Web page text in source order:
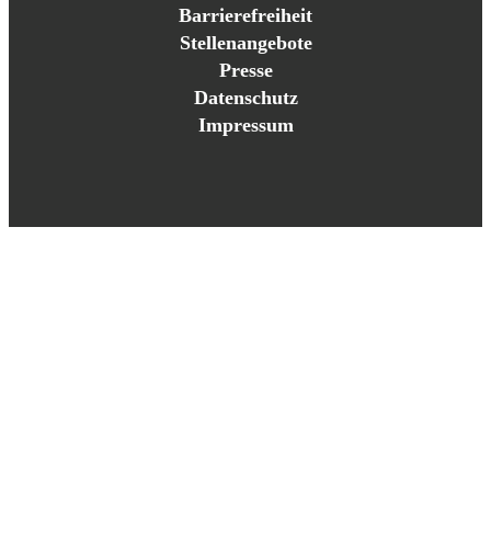
Barrierefreiheit
Stellenangebote
Presse
Datenschutz
Impressum